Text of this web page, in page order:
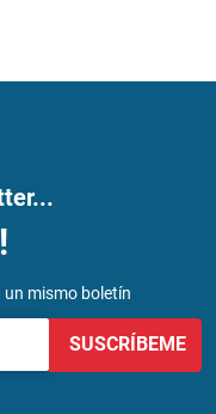
un mismo boletín
SUSCRÍBEME